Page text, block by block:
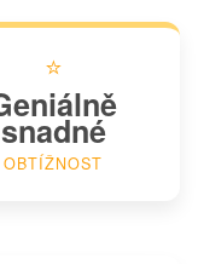
⭐
snadné
OBTÍŽNOST